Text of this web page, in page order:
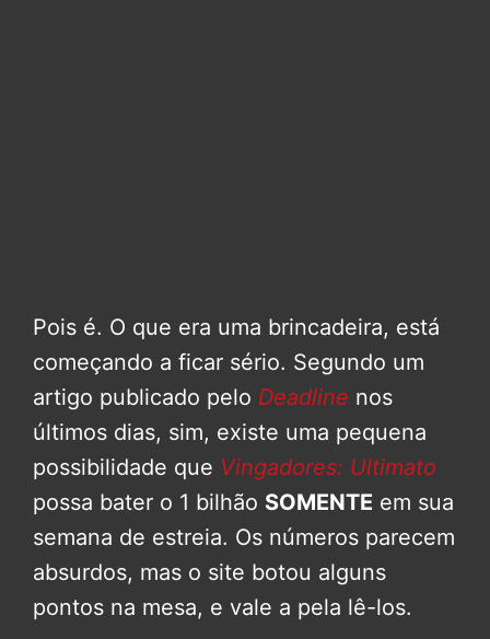
Pois é. O que era uma brincadeira, está
começando a ficar sério. Segundo um
artigo publicado pelo Deadline nos
últimos dias, sim, existe uma pequena
possibilidade que Vingadores: Ultimato
possa bater o 1 bilhão SOMENTE em sua
semana de estreia. Os números parecem
absurdos, mas o site botou alguns
pontos na mesa, e vale a pela lê-los.